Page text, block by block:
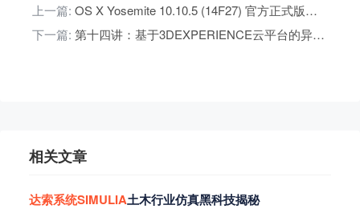
上一篇:
OS X Yosemite 10.10.5 (14F27) 官方正式版原版镜像下载
下一篇:
第十四讲：基于3DEXPERIENCE云平台的异构CAD产品的协同开发案例 | 达索系统百世慧
相关文章
达索系统SIMULIA土木行业仿真黑科技揭秘